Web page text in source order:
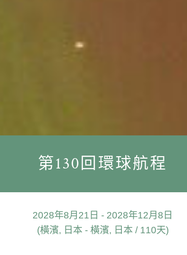
第130回環球航程
2028年8月21日 - 2028年12月8日
(橫濱, 日本 - 橫濱, 日本 / 110天)